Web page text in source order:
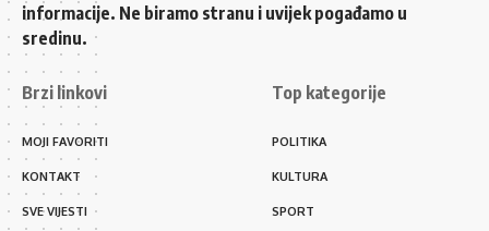
informacije. Ne biramo stranu i uvijek pogađamo u
sredinu.
Brzi linkovi
MOJI FAVORITI
KONTAKT
SVE VIJESTI
Top kategorije
POLITIKA
KULTURA
SPORT